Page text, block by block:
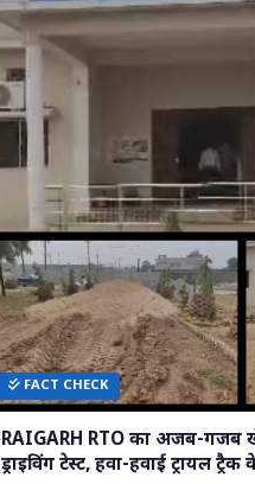
FACT CHECK
RAIGARH RTO का अजब-गजब
ड्राइविंग टेस्ट, हवा-हवाई ट्रायल